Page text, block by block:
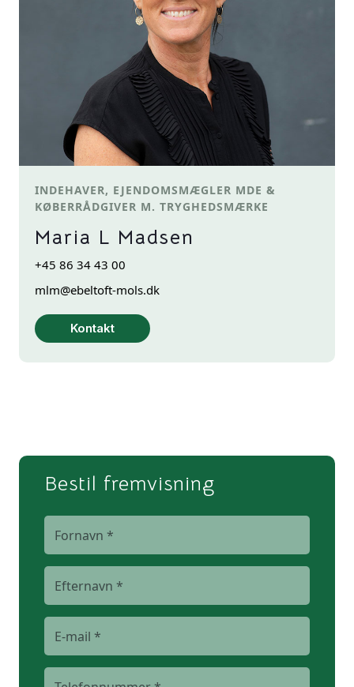
INDEHAVER, EJENDOMSMÆGLER MDE &
KØBERRÅDGIVER M. TRYGHEDSMÆRKE
Maria L Madsen
+45 86 34 43 00
mlm@ebeltoft-mols.dk
Kontakt
Bestil fremvisning